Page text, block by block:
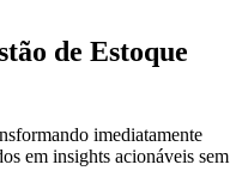
de Estoque
imediatamente
em insights acionáveis sem